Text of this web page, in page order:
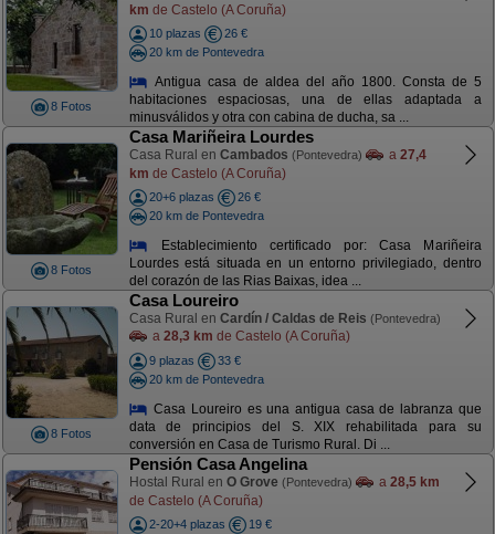
8 Fotos
km de Castelo (A Coruña)
10 plazas
26 €
20 km de Pontevedra
Antigua casa de aldea del año 1800. Consta de 5
habitaciones espaciosas, una de ellas adaptada a
minusválidos y otra con cabina de ducha, sa ...
8 Fotos
Casa Mariñeira Lourdes
Casa Rural en Cambados (Pontevedra) a 27,4
km de Castelo (A Coruña)
20+6 plazas
26 €
20 km de Pontevedra
Establecimiento certificado por: Casa Mariñeira
Lourdes está situada en un entorno privilegiado, dentro
del corazón de las Rias Baixas, idea ...
8 Fotos
Casa Loureiro
Casa Rural en Cardín / Caldas de Reis (Pontevedra)
a 28,3 km de Castelo (A Coruña)
9 plazas
33 €
20 km de Pontevedra
Casa Loureiro es una antigua casa de labranza que
data de principios del S. XIX rehabilitada para su
conversión en Casa de Turismo Rural. Di ...
Pensión Casa Angelina
Hostal Rural en O Grove (Pontevedra) a 28,5 km
de Castelo (A Coruña)
2-20+4 plazas
19 €